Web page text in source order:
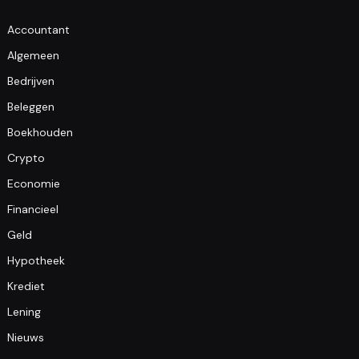
Accountant
Algemeen
Bedrijven
Beleggen
Boekhouden
Crypto
Economie
Financieel
Geld
Hypotheek
Krediet
Lening
Nieuws